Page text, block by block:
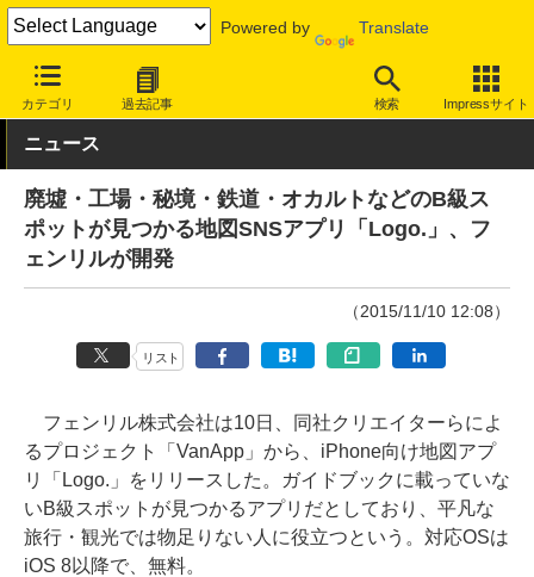
Powered by Translate
カテゴリ 過去記事 検索 Impressサイト
INTERNET Watch トピック
ニュース
廃墟・工場・秘境・鉄道・オカルトなどのB級ス
ポットが見つかる地図SNSアプリ「Logo.」、フ
ェンリルが開発
（2015/11/10 12:08）
リスト
フェンリル株式会社は10日、同社クリエイターらによ
るプロジェクト「VanApp」から、iPhone向け地図アプ
リ「Logo.」をリリースした。ガイドブックに載っていな
いB級スポットが見つかるアプリだとしており、平凡な
旅行・観光では物足りない人に役立つという。対応OSは
iOS 8以降で、無料。